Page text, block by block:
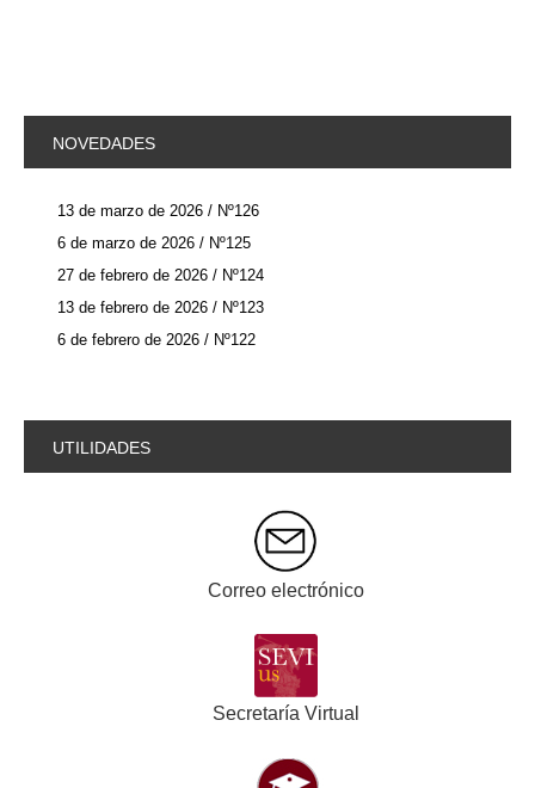
NOVEDADES
13 de marzo de 2026 / Nº126
6 de marzo de 2026 / Nº125
27 de febrero de 2026 / Nº124
13 de febrero de 2026 / Nº123
6 de febrero de 2026 / Nº122
UTILIDADES
Correo electrónico
Secretaría Virtual